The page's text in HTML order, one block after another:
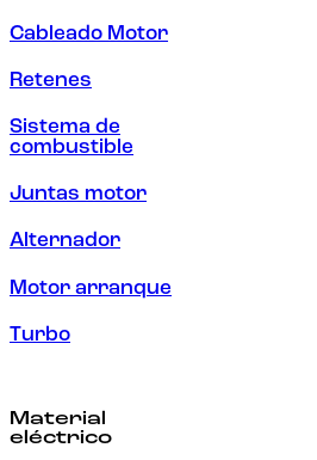
Cableado Motor
Retenes
Sistema de
combustible
Juntas motor
Alternador
Motor arranque
Turbo
Material
eléctrico